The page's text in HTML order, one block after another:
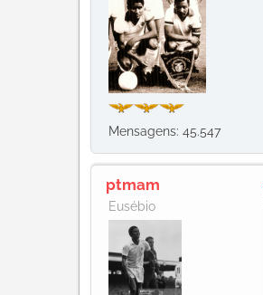
Mensagens: 45.547
ptmam
Eusébio